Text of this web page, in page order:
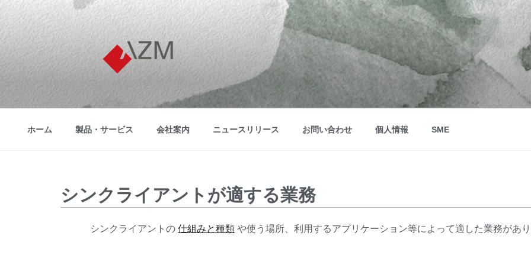
株式会社アズム
ホーム 製品・サービス 会社案内 ニュースリリース お問い合わせ 個人情報 SME
シンクライアントが適する業務
シンクライアントの 仕組みと種類 や使う場所、利用するアプリケーション等によって適した業務があ